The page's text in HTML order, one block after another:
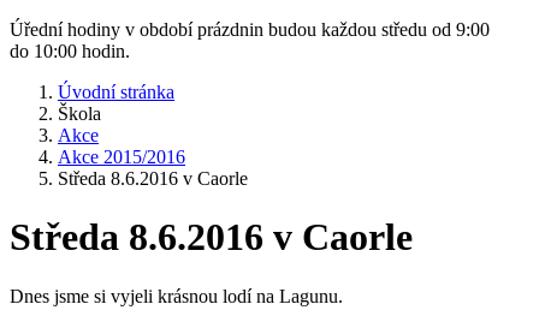
Úřední hodiny v období prázdnin budou každou středu od 9:00
do 10:00 hodin.
Úvodní stránka
Škola
Akce
Akce 2015/2016
Středa 8.6.2016 v Caorle
Středa 8.6.2016 v Caorle
Dnes jsme si vyjeli krásnou lodí na Lagunu.